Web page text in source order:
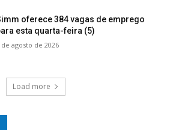
oferece 384 vagas de emprego
esta quarta-feira (5)
de agosto de 2026
Load more